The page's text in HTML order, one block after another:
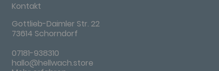
Kontakt
Gottlieb-Daimler Str. 22
73614 Schorndorf
07181-938310
hallo@hellwach.store